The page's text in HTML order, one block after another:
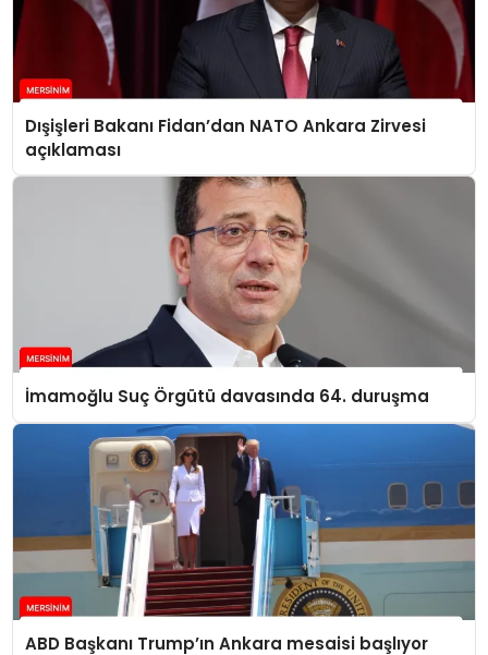
Dışişleri Bakanı Fidan’dan NATO Ankara Zirvesi
açıklaması
İmamoğlu Suç Örgütü davasında 64. duruşma
ABD Başkanı Trump’ın Ankara mesaisi başlıyor